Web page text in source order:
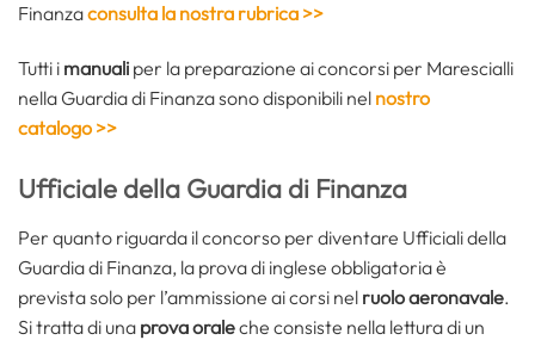
Finanzaconsulta la nostra rubrica >>
Tutti i manuali per la preparazione ai concorsi per Marescialli
nella Guardia di Finanza sono disponibili nel nostro
catalogo >>
Ufficiale della Guardia di Finanza
Per quanto riguarda il concorso per diventare Ufficiali della
Guardia di Finanza, la prova di inglese obbligatoria è
prevista solo per l’ammissione ai corsi nel ruolo aeronavale.
Si tratta di una prova oraleche consiste nella lettura di un